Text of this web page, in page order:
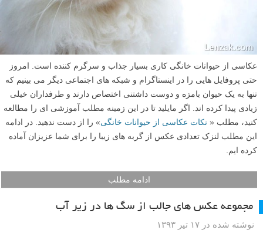
عکاسی از حیوانات خانگی کاری بسیار جذاب و سرگرم کننده است. امروز
حتی پروفایل هایی را در اینستاگرام و شبکه های اجتماعی دیگر می بینیم که
تنها به یک حیوان بامزه و دوست داشتنی اختصاص دارند و طرفداران خیلی
زیادی پیدا کرده اند. اگر مایلید تا در این زمینه مطلب آموزشی ای را مطالعه
کنید، مطلب « نکات عکاسی از حیوانات خانگی» را از دست ندهید. در ادامه
این مطلب لنزک تعدادی عکس از گربه های زیبا را برای شما عزیزان آماده
کرده ایم.
ادامه مطلب
مجموعه عکس های جالب از سگ ها در زیر آب
نوشته شده در ۱۷ تیر ۱۳۹۳